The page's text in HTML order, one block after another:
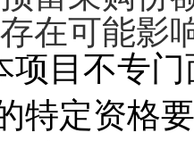
在可能影
项目不专
特定资格